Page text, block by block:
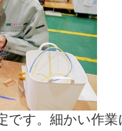
です。細かい作